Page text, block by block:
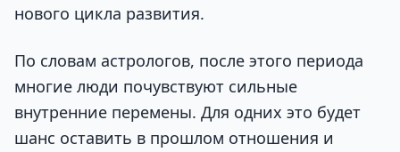
нового цикла развития.
По словам астрологов, после этого периода
многие люди почувствуют сильные
внутренние перемены. Для одних это будет
шанс оставить в прошлом отношения и